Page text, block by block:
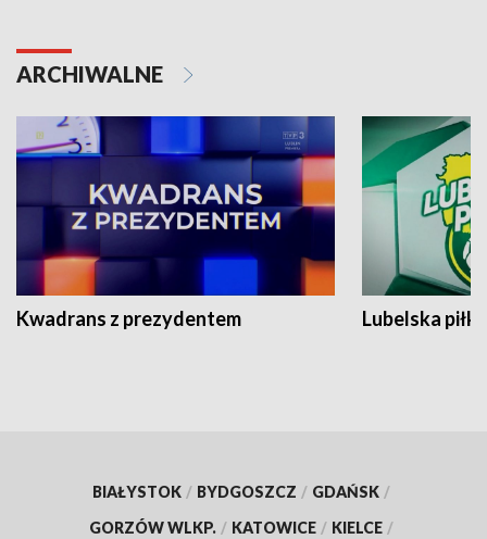
ARCHIWALNE
Kwadrans z prezydentem Lubelska piłka
BIAŁYSTOK / BYDGOSZCZ / GDAŃSK /
GORZÓW WLKP. / KATOWICE / KIELCE /